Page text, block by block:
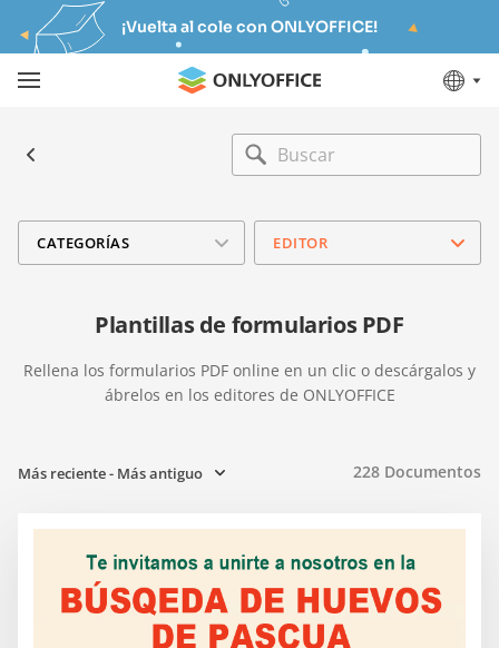
¡Vuelta al cole con ONLYOFFICE!
CATEGORÍAS EDITOR
Plantillas de formularios PDF
Rellena los formularios PDF online en un clic o descárgalos y
ábrelos en los editores de ONLYOFFICE
Más reciente - Más antiguo 228 Documentos